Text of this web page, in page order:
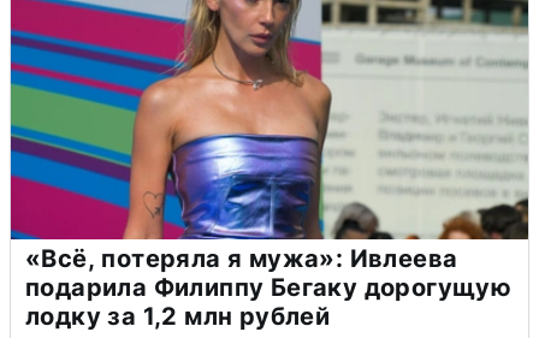
«Всё, потеряла я мужа»: Ивлеева
подарила Филиппу Бегаку дорогущую
лодку за 1,2 млн рублей